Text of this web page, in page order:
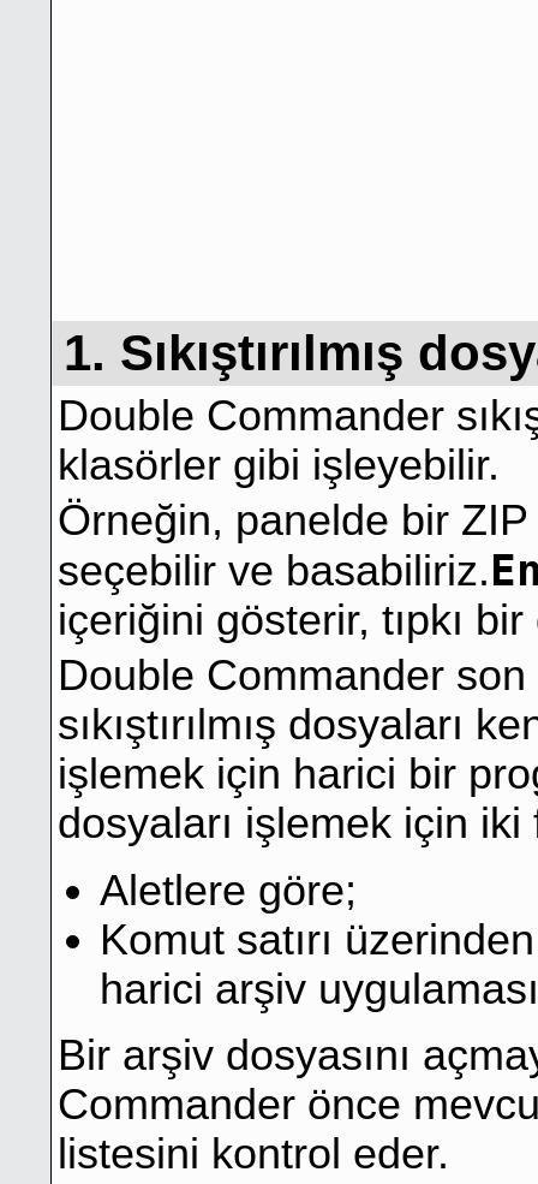
1. Sıkıştırılmış
Double Commander
klasörler gibi işleyebilir.
Örneğin, panelde bir
seçebilir ve basabiliriz.
içeriğini gösterir, tıpkı
Double Commander
sıkıştırılmış dosyaları
işlemek için harici bir
dosyaları işlemek için iki
Aletlere göre;
Komut satırı
harici arşiv uygulaması
Bir arşiv dosyasını
Commander önce
listesini kontrol eder.